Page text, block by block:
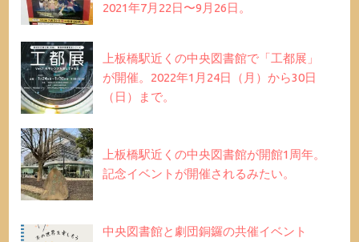
2021年7月22日〜9月26日。
上板橋駅近くの中央図書館で「工都展」
が開催。2022年1月24日（月）から30日
（日）まで。
上板橋駅近くの中央図書館が開館1周年。
記念イベントが開催されるみたい。
中央図書館と劇団銅鑼の共催イベント